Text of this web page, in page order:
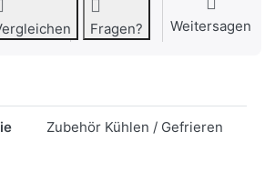
Fragen? Weitersagen
Zubehör Kühlen / Gefrieren